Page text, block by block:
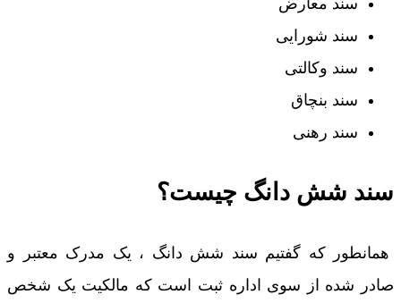
سند شورایی
سند وکالتی
سند بنچاق
سند رهنی
سند شش دانگ چیست؟
همانطور که گفتیم سند شش دانگ ، یک مدرک معتبر و
صادر شده از سوی اداره ثبت است که مالکیت یک شخص